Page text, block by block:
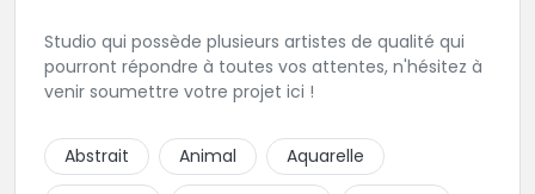
Studio qui possède plusieurs artistes de qualité qui
pourront répondre à toutes vos attentes, n'hésitez à
venir soumettre votre projet ici !
Abstrait Animal
Aquarelle